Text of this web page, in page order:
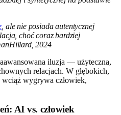
, ale nie posiada autentycznej
choć coraz bardziej
2024
iluzja — użyteczna,
relacjach. W głębokich,
wygrywa człowiek,
AI vs. człowiek